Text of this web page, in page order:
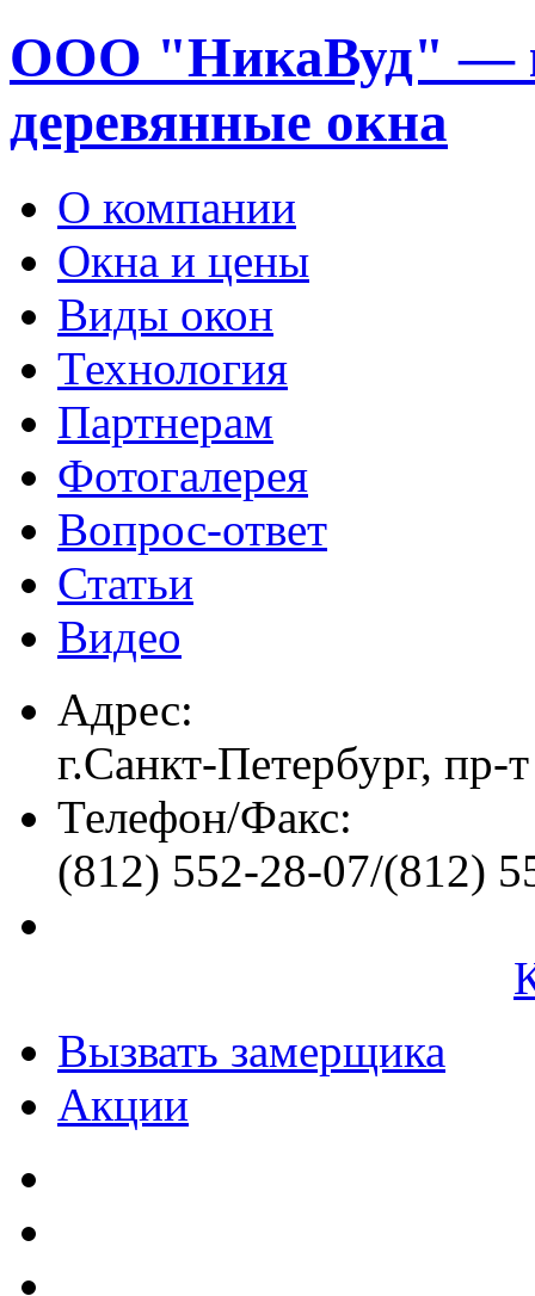
ООО "НикаВуд" —
деревянные окна
О компании
Окна и цены
Виды окон
Технология
Партнерам
Фотогалерея
Вопрос-ответ
Статьи
Видео
Адрес:
г.Санкт-Петербург, пр-
Телефон/Факс:
(812) 552-28-07/(812)
Вызвать замерщика
Акции